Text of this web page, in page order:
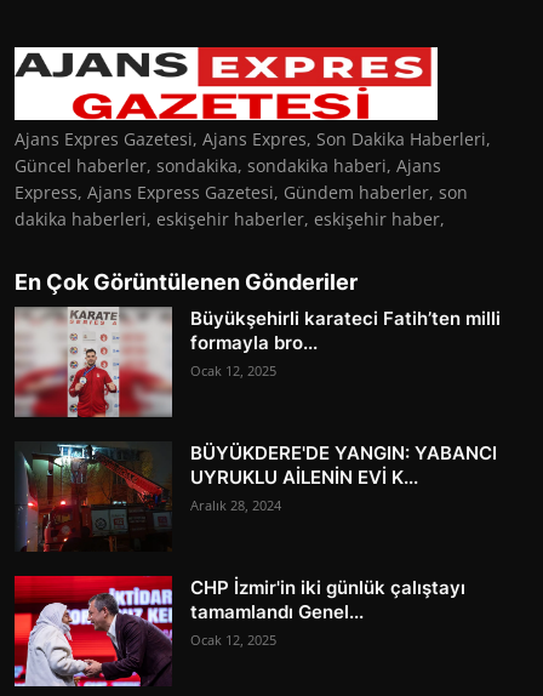
Ajans Expres Gazetesi, Ajans Expres, Son Dakika Haberleri,
Güncel haberler, sondakika, sondakika haberi, Ajans
Express, Ajans Express Gazetesi, Gündem haberler, son
dakika haberleri, eskişehir haberler, eskişehir haber,
En Çok Görüntülenen Gönderiler
Büyükşehirli karateci Fatih’ten milli
formayla bro...
Ocak 12, 2025
BÜYÜKDERE'DE YANGIN: YABANCI
UYRUKLU AİLENİN EVİ K...
Aralık 28, 2024
CHP İzmir'in iki günlük çalıştayı
tamamlandı Genel...
Ocak 12, 2025